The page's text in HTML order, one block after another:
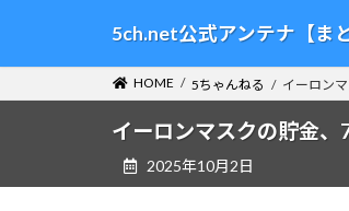
テ
ゲ
5ch.net公式アンテナ【ま
HOME 5ちゃんねる イーロン
イーロンマスクの貯金
2025年10月2日